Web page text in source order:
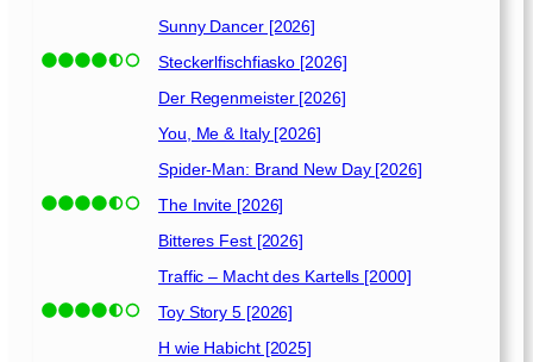
g
2
]
Sunny Dancer [2026]
Steckerlfischfiasko [2026]
Der Regenmeister [2026]
You, Me & Italy [2026]
Spider-Man: Brand New Day [2026]
The Invite [2026]
Bitteres Fest [2026]
Traffic – Macht des Kartells [2000]
Toy Story 5 [2026]
H wie Habicht [2025]